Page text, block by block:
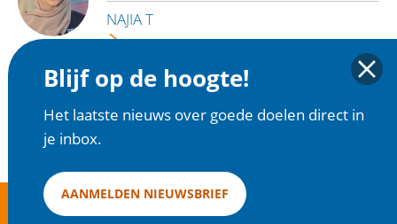
NAJIA T
Blijf op de hoogte!
Het laatste nieuws over goede doelen direct in
je inbox.
AANMELDEN NIEUWSBRIEF
goededoelen.nl is een initiatief van Goede Doelen Nederland |
Privacy|Cookies| Copyright 2025